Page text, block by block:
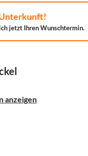
jetzt Ihren Wunschtermin.
anzeigen